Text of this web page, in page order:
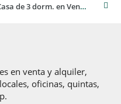
Oportunidad de Compra: Moderna Casa de 3 dorm. en Venta en La Plata
en venta y alquiler,
oficinas, quintas,